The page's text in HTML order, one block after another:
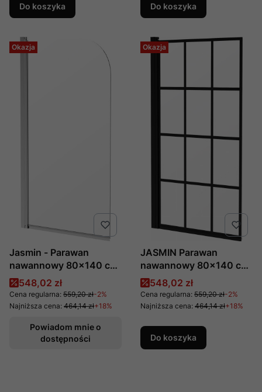
Do koszyka Do koszyka
Okazja
Jasmin - Parawan
nawannowy 80x140 cm,
chrom, nr kat.: KTJ_076P
producent: Deante
Cena promocyjna
548,02 zł
Cena regularna: 559,20 zł-2%
Najniższa cena: 464,14 zł+18%
Powiadom mnie o
dostępności
Okazja
JASMIN Parawan
nawannowy 80x140 cm,
produkcji Deante, nr kat.
KTJ_N72P
Cena promocyjna
548,02 zł
Cena regularna: 559,20 zł-2%
Najniższa cena: 464,14 zł+18%
Do koszyka